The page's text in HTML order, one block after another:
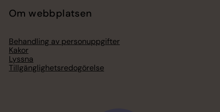
Om webbplatsen
Behandling av personuppgifter
Kakor
Lyssna
Tillgänglighetsredogörelse